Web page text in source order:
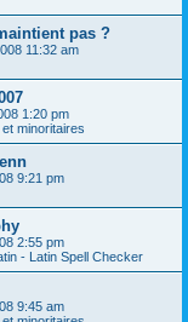
pas ?
11:32 am
1:20 pm
minoritaires
9:21 pm
2:55 pm
- Latin Spell Checker
9:45 am